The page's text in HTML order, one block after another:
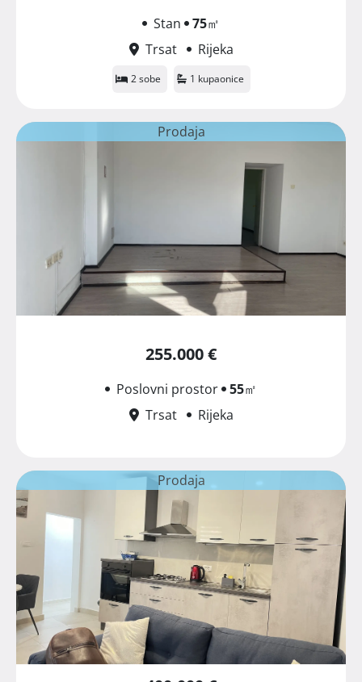
Stan 75㎡
Trsat
Rijeka
2 sobe 1 kupaonice
Prodaja
255.000 €
Poslovni prostor 55㎡
Trsat
Rijeka
Prodaja